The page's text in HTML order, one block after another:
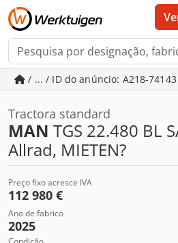
/ ... / ID do anúncio: A218-74143
Tractora standard
MAN TGS 22.480 BL
Allrad, MIETEN?
Preço fixo acresce IVA
112 980 €
Ano de fabrico
2025